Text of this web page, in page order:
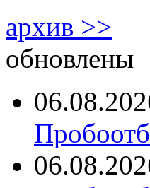
архив >>
обновлены